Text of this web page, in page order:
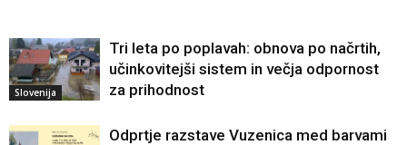
Slovenija
Tri leta po poplavah: obnova po načrtih,
učinkovitejši sistem in večja odpornost
za prihodnost
Odprtje razstave Vuzenica med barvami